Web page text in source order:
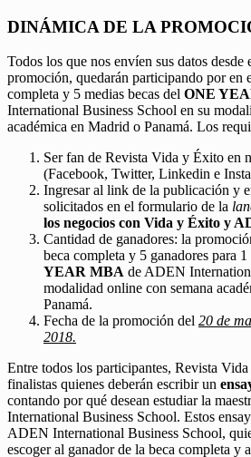
DINÁMICA DE LA
Todos los que nos envíen sus datos
promoción, quedarán participando por en
completa y 5 medias becas del ONE
International Business School en su
académica en Madrid o Panamá. Los
Ser fan de Revista Vida y Éxito en
(Facebook, Twitter, Linkedin e
Ingresar al link de la publicación y
solicitados en el formulario de la
los negocios con Vida y Éxito y
Cantidad de ganadores: la
beca completa y 5 ganadores para
YEAR MBA de ADEN
modalidad online con semana
Panamá.
Fecha de la promoción del 20 de
2018.
Entre todos los participantes, Revista
finalistas quienes deberán escribir un
contando por qué desean estudiar la
International Business School. Estos
ADEN International Business School,
escoger al ganador de la beca completa y